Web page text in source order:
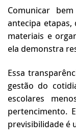
Comunicar
antecipa etapas,
materiais e
ela demonstra
Essa
gestão do
escolares
pertencimento.
previsibilidade é